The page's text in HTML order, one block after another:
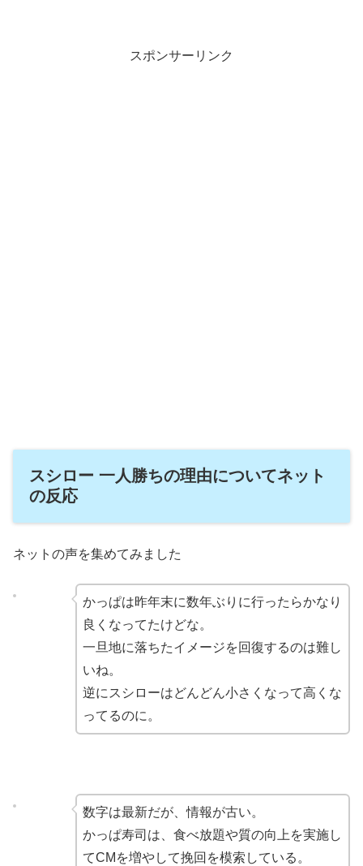
スポンサーリンク
スシロー 一人勝ちの理由についてネット
の反応
ネットの声を集めてみました
かっぱは昨年末に数年ぶりに行ったらかなり
良くなってたけどな。
一旦地に落ちたイメージを回復するのは難し
いね。
逆にスシローはどんどん小さくなって高くな
ってるのに。
数字は最新だが、情報が古い。
かっぱ寿司は、食べ放題や質の向上を実施し
てCMを増やして挽回を模索している。